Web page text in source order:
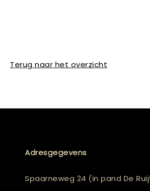
Terug naar het overzicht
Adresgegevens
Spaarneweg 24 (in pand De